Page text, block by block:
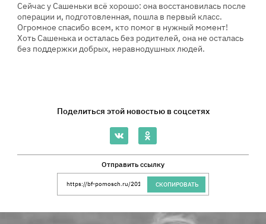
Сейчас у Сашеньки всё хорошо: она восстановилась после
операции и, подготовленная, пошла в первый класс.
Огромное спасибо всем, кто помог в нужный момент!
Хоть Сашенька и осталась без родителей, она не осталась
без поддержки добрых, неравнодушных людей.
Поделиться этой новостью в соцсетях
Отправить ссылку
Ссылка на сайт Благотворительного Фонда
СКОПИРОВАТЬ